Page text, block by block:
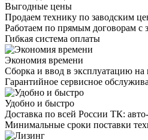
Выгодные цены
Продаем технику по заводским
Работаем по прямым договорам с
Гибкая система оплаты
Экономия времени
Сборка и ввод в эксплуатацию на
Гарантийное сервисное
Удобно и быстро
Доставка по всей России ТК:
Минимальные сроки поставки